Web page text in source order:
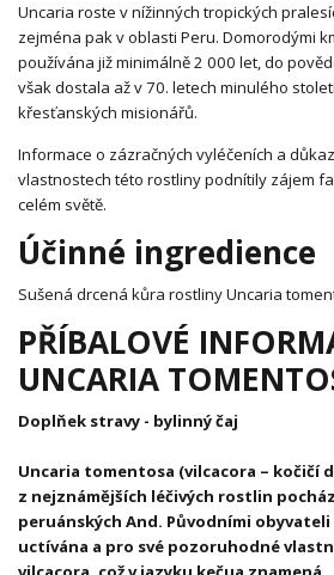
Uncaria roste v nížinných tropických
zejména pak v oblasti Peru. Domorodými
používána již minimálně 2 000 let, do
však dostala až v 70. letech minulého
křesťanských misionářů.
Informace o zázračných vyléčeních a
vlastnostech této rostliny podnítily zájem
celém světě.
Účinné ingredience
Sušená drcená kůra rostliny Uncaria
PŘÍBALOVÉ
UNCARIA
Doplňek stravy - bylinný čaj
Uncaria tomentosa (vilcacora – kočičí
z nejznámějších léčivých rostlin
peruánských And. Původními
uctívána a pro své pozoruhodné